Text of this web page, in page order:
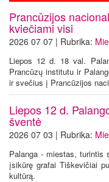
Prancūzijos
kviečiami visi
2026 07 07 | Rubrika:
Liepos 12 d. 18 val.
Prancūzų institutu ir
ir svečius į Prancūzijos
Liepos 12 d.
šventė
2026 07 03 | Rubrika:
Palanga - miestas, turintis
įsikūrę grafai Tiškevičiai
kultūrą.